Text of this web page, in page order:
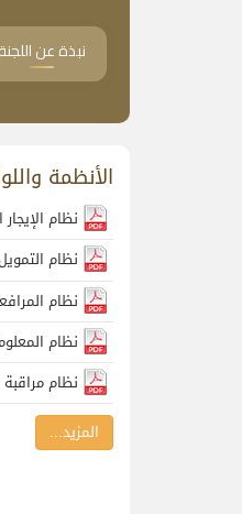
نبذة عن اللجنة
الأنظمة
نظام
نظام
نظام
نظام
نظام مراقبة
المزيد...